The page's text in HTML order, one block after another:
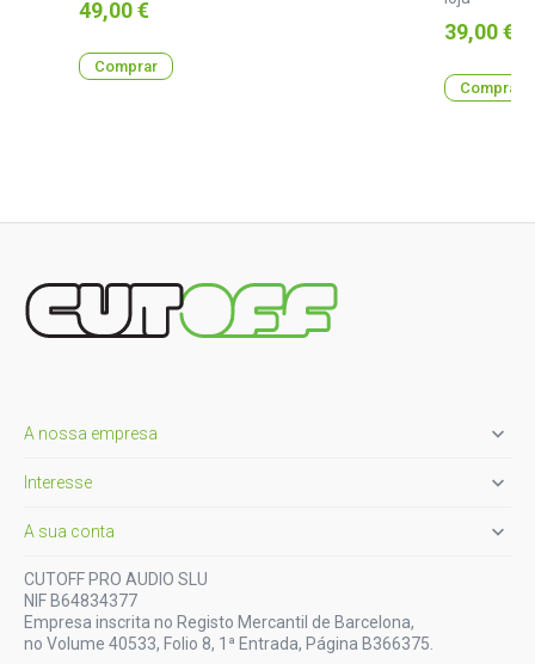
Preço
49,00 €
Comprar
Preço
39,00 €
Comprar
A nossa empresa 
Interesse 
A sua conta 
CUTOFF PRO AUDIO SLU
NIF B64834377
Empresa inscrita no Registo Mercantil de Barcelona,
no Volume 40533, Folio 8, 1ª Entrada, Página B366375.